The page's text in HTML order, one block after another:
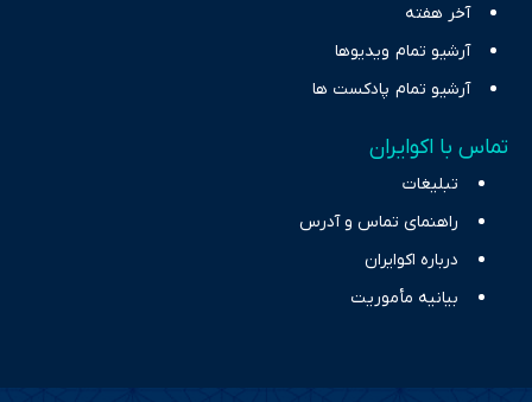
آخر هفته
آرشیو تمام ویدیوها
آرشیو تمام پادکست ها
تماس با اکوایران
تبلیغات
راهنمای تماس و آدرس
درباره اکوایران
بیانیه مأموریت